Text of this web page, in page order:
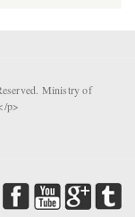
Ministry of
p>